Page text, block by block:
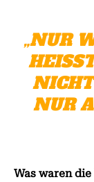
„NUR
ICHTS
UR
Was waren